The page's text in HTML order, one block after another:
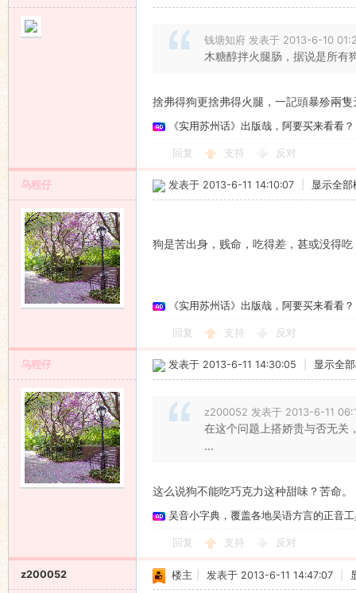
钱塘知府 发表于 2013-6-10
木糖醇拌火腿肠，据说是所有
捨弗得狗更捨弗得火腿，一記頭暴殄兩
《实用苏州话》出版哉，阿要买来看看？
回复 支持 反对
乌程仔 发表于 2013-6-11 14:10:07 显示全部
狗是苦出身，贱命，吃得差，甚或没得
《实用苏州话》出版哉，阿要买来看看？
回复 支持 反对
乌程仔 发表于 2013-6-11 14:30:05 显示全
z200052 发表于 2013-6-11
在这个问题上搭娇贵与否无关
...
这么说狗不能吃巧克力这种甜味？苦命。
吴音小字典，覆盖各地吴语方言的正音
回复 支持 反对
z200052 楼主 发表于 2013-6-11 14:47:07